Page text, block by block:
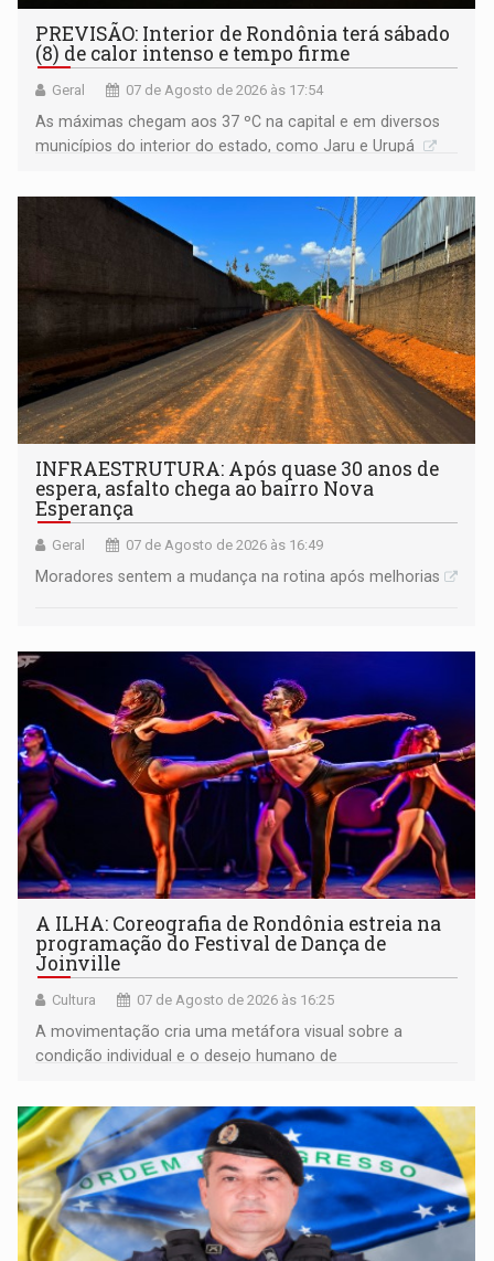
PREVISÃO: Interior de Rondônia terá sábado
(8) de calor intenso e tempo firme
Geral 07 de Agosto de 2026 às 17:54
As máximas chegam aos 37 ºC na capital e em diversos
municípios do interior do estado, como Jaru e Urupá
INFRAESTRUTURA: Após quase 30 anos de
espera, asfalto chega ao bairro Nova
Esperança
Geral 07 de Agosto de 2026 às 16:49
Moradores sentem a mudança na rotina após melhorias
A ILHA: Coreografia de Rondônia estreia na
programação do Festival de Dança de
Joinville
Cultura 07 de Agosto de 2026 às 16:25
A movimentação cria uma metáfora visual sobre a
condição individual e o desejo humano de